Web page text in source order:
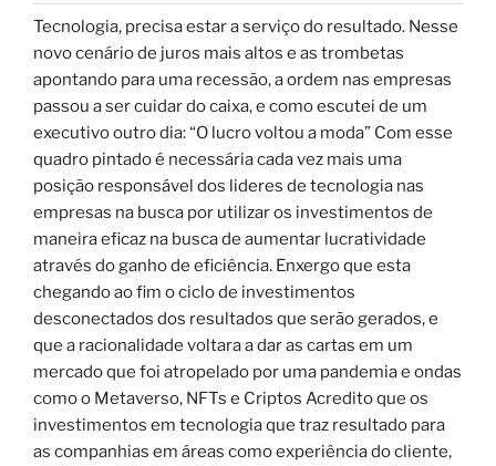
Tecnologia, precisa estar a serviço do resultado. Nesse
novo cenário de juros mais altos e as trombetas
apontando para uma recessão, a ordem nas empresas
passou a ser cuidar do caixa, e como escutei de um
executivo outro dia: “O lucro voltou a moda” Com esse
quadro pintado é necessária cada vez mais uma
posição responsável dos lideres de tecnologia nas
empresas na busca por utilizar os investimentos de
maneira eficaz na busca de aumentar lucratividade
através do ganho de eficiência. Enxergo que esta
chegando ao fim o ciclo de investimentos
desconectados dos resultados que serão gerados, e
que a racionalidade voltara a dar as cartas em um
mercado que foi atropelado por uma pandemia e ondas
como o Metaverso, NFTs e Criptos Acredito que os
investimentos em tecnologia que traz resultado para
as companhias em áreas como experiência do cliente,